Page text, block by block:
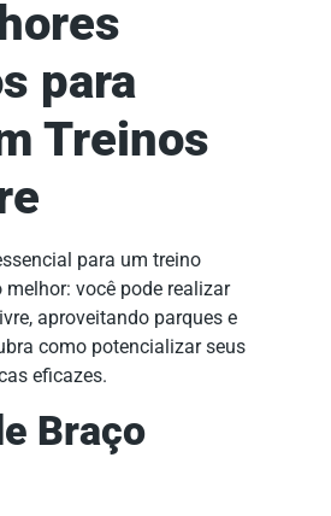
para
Treinos
para um treino
você pode realizar
aproveitando parques e
como potencializar seus
eficazes.
Braço